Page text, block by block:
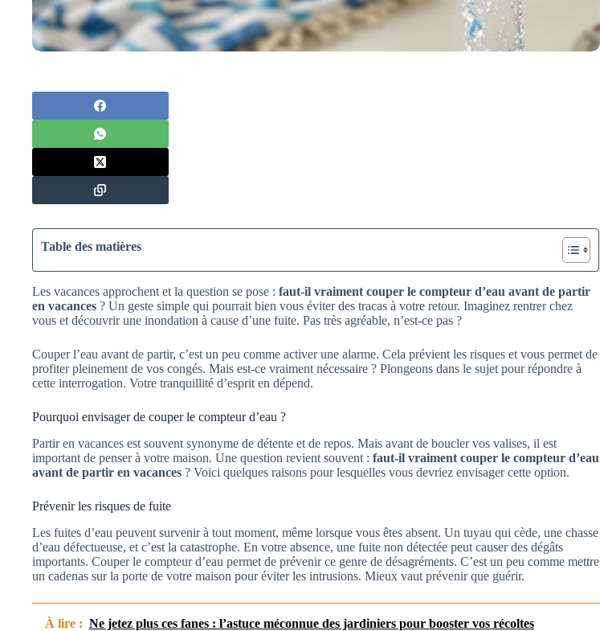
Table des matières
Les vacances approchent et la question se pose : faut-il vraiment couper le compteur d’eau avant de partir
en vacances ? Un geste simple qui pourrait bien vous éviter des tracas à votre retour. Imaginez rentrer chez
vous et découvrir une inondation à cause d’une fuite. Pas très agréable, n’est-ce pas ?
Couper l’eau avant de partir, c’est un peu comme activer une alarme. Cela prévient les risques et vous permet de
profiter pleinement de vos congés. Mais est-ce vraiment nécessaire ? Plongeons dans le sujet pour répondre à
cette interrogation. Votre tranquillité d’esprit en dépend.
Pourquoi envisager de couper le compteur d’eau ?
Partir en vacances est souvent synonyme de détente et de repos. Mais avant de boucler vos valises, il est
important de penser à votre maison. Une question revient souvent : faut-il vraiment couper le compteur d’eau
avant de partir en vacances ? Voici quelques raisons pour lesquelles vous devriez envisager cette option.
Prévenir les risques de fuite
Les fuites d’eau peuvent survenir à tout moment, même lorsque vous êtes absent. Un tuyau qui cède, une chasse
d’eau défectueuse, et c’est la catastrophe. En votre absence, une fuite non détectée peut causer des dégâts
importants. Couper le compteur d’eau permet de prévenir ce genre de désagréments. C’est un peu comme mettre
un cadenas sur la porte de votre maison pour éviter les intrusions. Mieux vaut prévenir que guérir.
À lire : Ne jetez plus ces fanes : l’astuce méconnue des jardiniers pour booster vos récoltes